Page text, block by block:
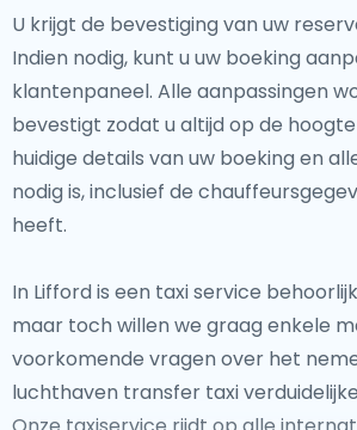
U krijgt de bevestiging van uw
Indien nodig, kunt u uw boeking
klantenpaneel. Alle aanpassingen
bevestigt zodat u altijd op de
huidige details van uw boeking en
nodig is, inclusief de
heeft.
In Lifford is een taxi service
maar toch willen we graag enkele
voorkomende vragen over het
luchthaven transfer taxi